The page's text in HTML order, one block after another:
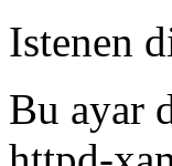
Istenen
Bu ayar